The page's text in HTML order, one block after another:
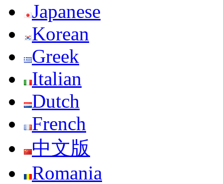
Japanese
Korean
Greek
Italian
Dutch
French
中文版
Romania